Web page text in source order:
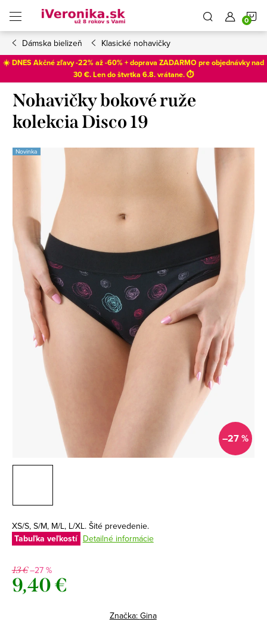
obsah
Dámska bielizeň Klasické nohavičky
☀️ DNES Akčné zľavy -22% až -60% + doprava ZADARMO pre objednávky nad
30 €. Len doštvrtka 6.8. vrátane. ⏱️
Nohavičky bokové ruže
kolekcia Disco 19
Novinka
–27 %
XS/S, S/M, M/L, L/XL. Šité prevedenie.
Tabuľka veľkostí Detailné informácie
13 €–27 %
9,40 €
Značka: Gina